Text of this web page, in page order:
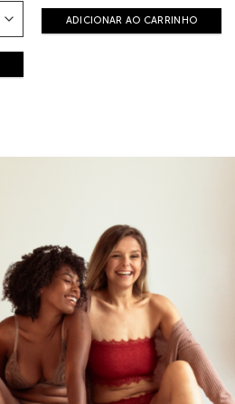
ADICIONAR AO CARRINHO